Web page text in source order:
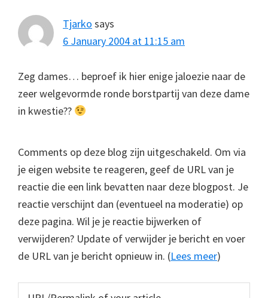
Tjarko says
6 January 2004 at 11:15 am
Zeg dames… beproef ik hier enige jaloezie naar de
zeer welgevormde ronde borstpartij van deze dame
in kwestie??
Comments op deze blog zijn uitgeschakeld. Om via
je eigen website te reageren, geef de URL van je
reactie die een link bevatten naar deze blogpost. Je
reactie verschijnt dan (eventueel na moderatie) op
deze pagina. Wil je je reactie bijwerken of
verwijderen? Update of verwijder je bericht en voer
de URL van je bericht opnieuw in. (Lees meer)